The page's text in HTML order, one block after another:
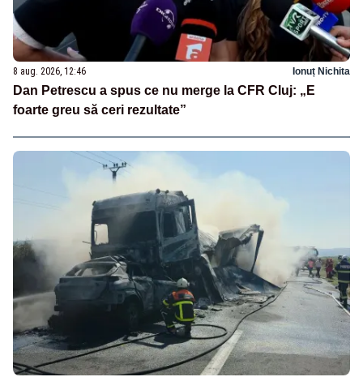
8 aug. 2026, 12:46 Ionuț Nichita
Dan Petrescu a spus ce nu merge la CFR Cluj: „E
foarte greu să ceri rezultate”